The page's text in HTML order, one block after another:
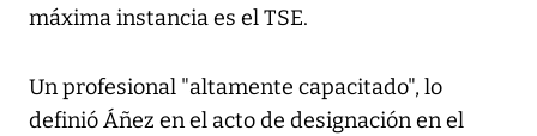
máxima instancia es el TSE.
Un profesional "altamente capacitado", lo
definió Áñez en el acto de designación en el